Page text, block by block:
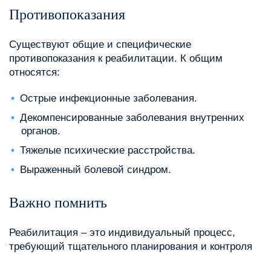
Противопоказания
Существуют общие и специфические
противопоказания к реабилитации. К общим
относятся:
Острые инфекционные заболевания.
Декомпенсированные заболевания внутренних
органов.
Тяжелые психические расстройства.
Выраженный болевой синдром.
Важно помнить
Реабилитация – это индивидуальный процесс,
требующий тщательного планирования и контроля